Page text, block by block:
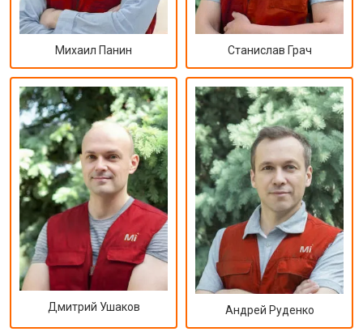
Михаил Панин Станислав Грач
Дмитрий Ушаков Андрей Руденко